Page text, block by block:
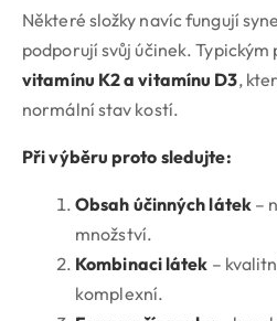
Některé složky navíc fungují
podporují svůj účinek.
vitamínu K2 a vitamínu D3,
normální stav kostí.
Při výběru proto sledujte:
Obsah účinných látek –
množství.
Kombinaci látek –
komplexní.